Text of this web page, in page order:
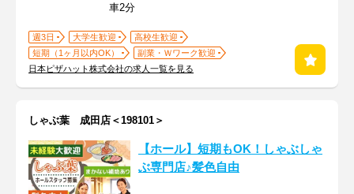
車2分
週3日 大学生歓迎
高校生歓迎
短期（1ヶ月以内OK）
副業・Ｗワーク歓迎
日本ピザハット株式会社の求人一覧を見る
しゃぶ葉 成田店＜198101＞
【ホール】短期もOK！しゃぶしゃ
ぶ専門店♪髪色自由